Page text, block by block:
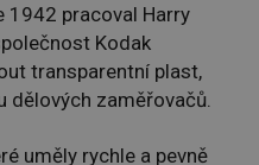
1942 pracoval Harry
Kodak
transparentní plast,
dělových zaměřovačů.
uměly rychle a pevně